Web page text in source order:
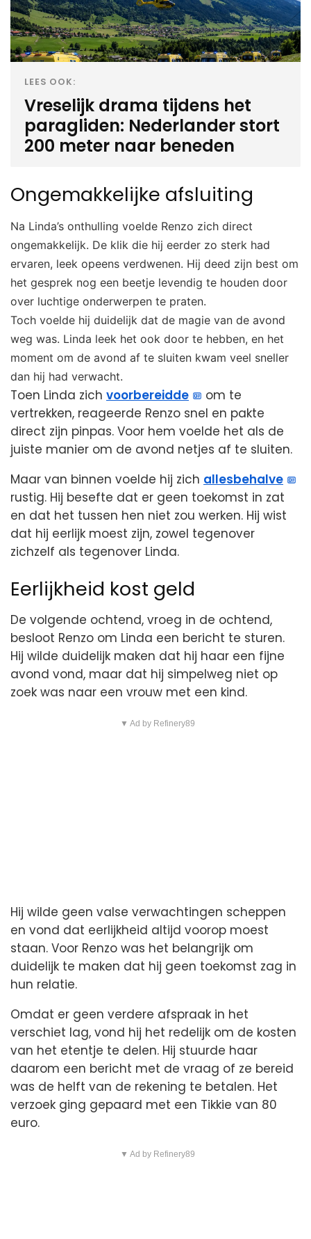
LEES OOK:
Vreselijk drama tijdens het
paragliden: Nederlander stort
200 meter naar beneden
Ongemakkelijke afsluiting
Na Linda’s onthulling voelde Renzo zich direct
ongemakkelijk. De klik die hij eerder zo sterk had
ervaren, leek opeens verdwenen. Hij deed zijn best om
het gesprek nog een beetje levendig te houden door
over luchtige onderwerpen te praten.
Toch voelde hij duidelijk dat de magie van de avond
weg was. Linda leek het ook door te hebben, en het
moment om de avond af te sluiten kwam veel sneller
dan hij had verwacht.
Toen Linda zich voorbereidde
om te
vertrekken, reageerde Renzo snel en pakte
direct zijn pinpas. Voor hem voelde het als de
juiste manier om de avond netjes af te sluiten.
Maar van binnen voelde hij zich allesbehalve
rustig. Hij besefte dat er geen toekomst in zat
en dat het tussen hen niet zou werken. Hij wist
dat hij eerlijk moest zijn, zowel tegenover
zichzelf als tegenover Linda.
Eerlijkheid kost geld
De volgende ochtend, vroeg in de ochtend,
besloot Renzo om Linda een bericht te sturen.
Hij wilde duidelijk maken dat hij haar een fijne
avond vond, maar dat hij simpelweg niet op
zoek was naar een vrouw met een kind.
▼ Ad by Refinery89
Hij wilde geen valse verwachtingen scheppen
en vond dat eerlijkheid altijd voorop moest
staan. Voor Renzo was het belangrijk om
duidelijk te maken dat hij geen toekomst zag in
hun relatie.
Omdat er geen verdere afspraak in het
verschiet lag, vond hij het redelijk om de kosten
van het etentje te delen. Hij stuurde haar
daarom een bericht met de vraag of ze bereid
was de helft van de rekening te betalen. Het
verzoek ging gepaard met een Tikkie van 80
euro.
▼ Ad by Refinery89